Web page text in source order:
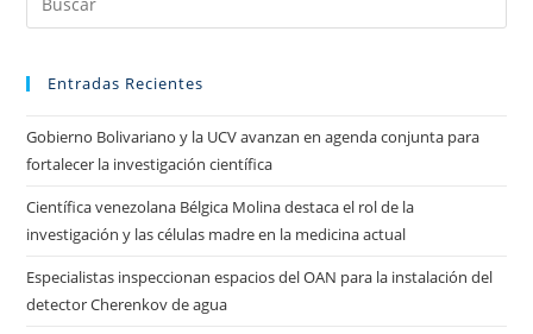
Entradas Recientes
Gobierno Bolivariano y la UCV avanzan en agenda conjunta para
fortalecer la investigación científica
Científica venezolana Bélgica Molina destaca el rol de la
investigación y las células madre en la medicina actual
Especialistas inspeccionan espacios del OAN para la instalación del
detector Cherenkov de agua